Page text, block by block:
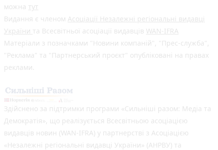
можна тут
Видання є членом Асоціації Незалежні регіональні видавці
України та Всесвітньої асоціації видавців WAN-IFRA
Матеріали з позначками "Новини компаній", "Прес-служба",
"Реклама" та "Партнерський проєкт" опубліковані на правах
реклами.
Здійснено за підтримки програми «Сильніші разом: Медіа та
Демократія», що реалізується Всесвітньою асоціацією
видавців новин (WAN-IFRA) у партнерстві з Асоціацією
«Незалежні регіональні видавці України» (АНРВУ) та